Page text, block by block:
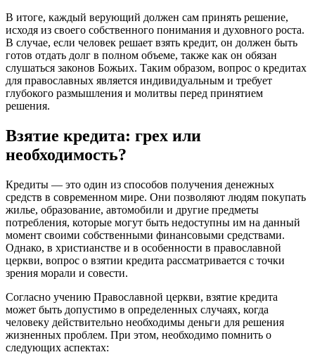
В итоге, каждый верующий должен сам принять решение,
исходя из своего собственного понимания и духовного роста.
В случае, если человек решает взять кредит, он должен быть
готов отдать долг в полном объеме, также как он обязан
слушаться законов Божьих. Таким образом, вопрос о кредитах
для православных является индивидуальным и требует
глубокого размышления и молитвы перед принятием
решения.
Взятие кредита: грех или
необходимость?
Кредиты — это один из способов получения денежных
средств в современном мире. Они позволяют людям покупать
жилье, образование, автомобили и другие предметы
потребления, которые могут быть недоступны им на данный
момент своими собственными финансовыми средствами.
Однако, в христианстве и в особенности в православной
церкви, вопрос о взятии кредита рассматривается с точки
зрения морали и совести.
Согласно учению Православной церкви, взятие кредита
может быть допустимо в определенных случаях, когда
человеку действительно необходимы деньги для решения
жизненных проблем. При этом, необходимо помнить о
следующих аспектах: